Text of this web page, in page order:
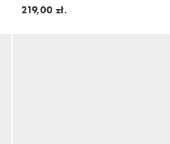
kolorze brązowym
219,00 zł.